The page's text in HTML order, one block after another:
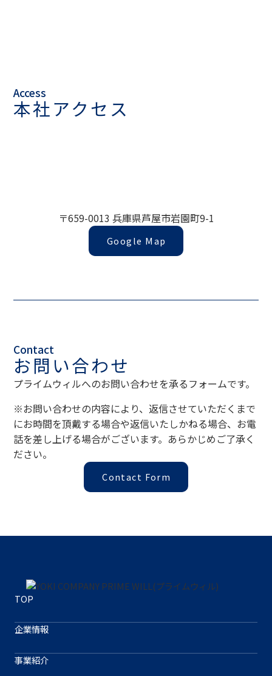
Access
本社アクセス
〒659-0013 兵庫県芦屋市岩園町9-1
Google Map
Contact
お問い合わせ
プライムウィルへのお問い合わせを承るフォームです。
※お問い合わせの内容により、返信させていただくまで
にお時間を頂戴する場合や返信いたしかねる場合、お電
話を差し上げる場合がございます。あらかじめご了承く
ださい。
Contact Form
TOP
企業情報
事業紹介